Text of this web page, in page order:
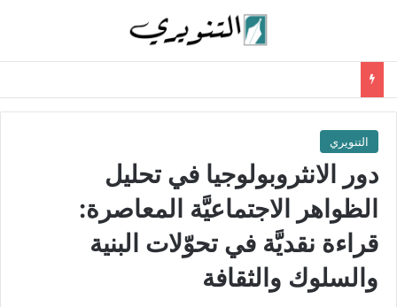
التنويري
دور الانثروبولوجيا في تحليل
الظواهر الاجتماعيَّة المعاصرة:
قراءة نقديَّة في تحوّلات البنية
والسلوك والثقافة